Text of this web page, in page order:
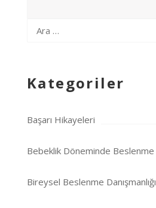
Arama:
Kategoriler
Başarı Hikayeleri
Bebeklik Döneminde Beslenme
Bireysel Beslenme Danışmanlığı